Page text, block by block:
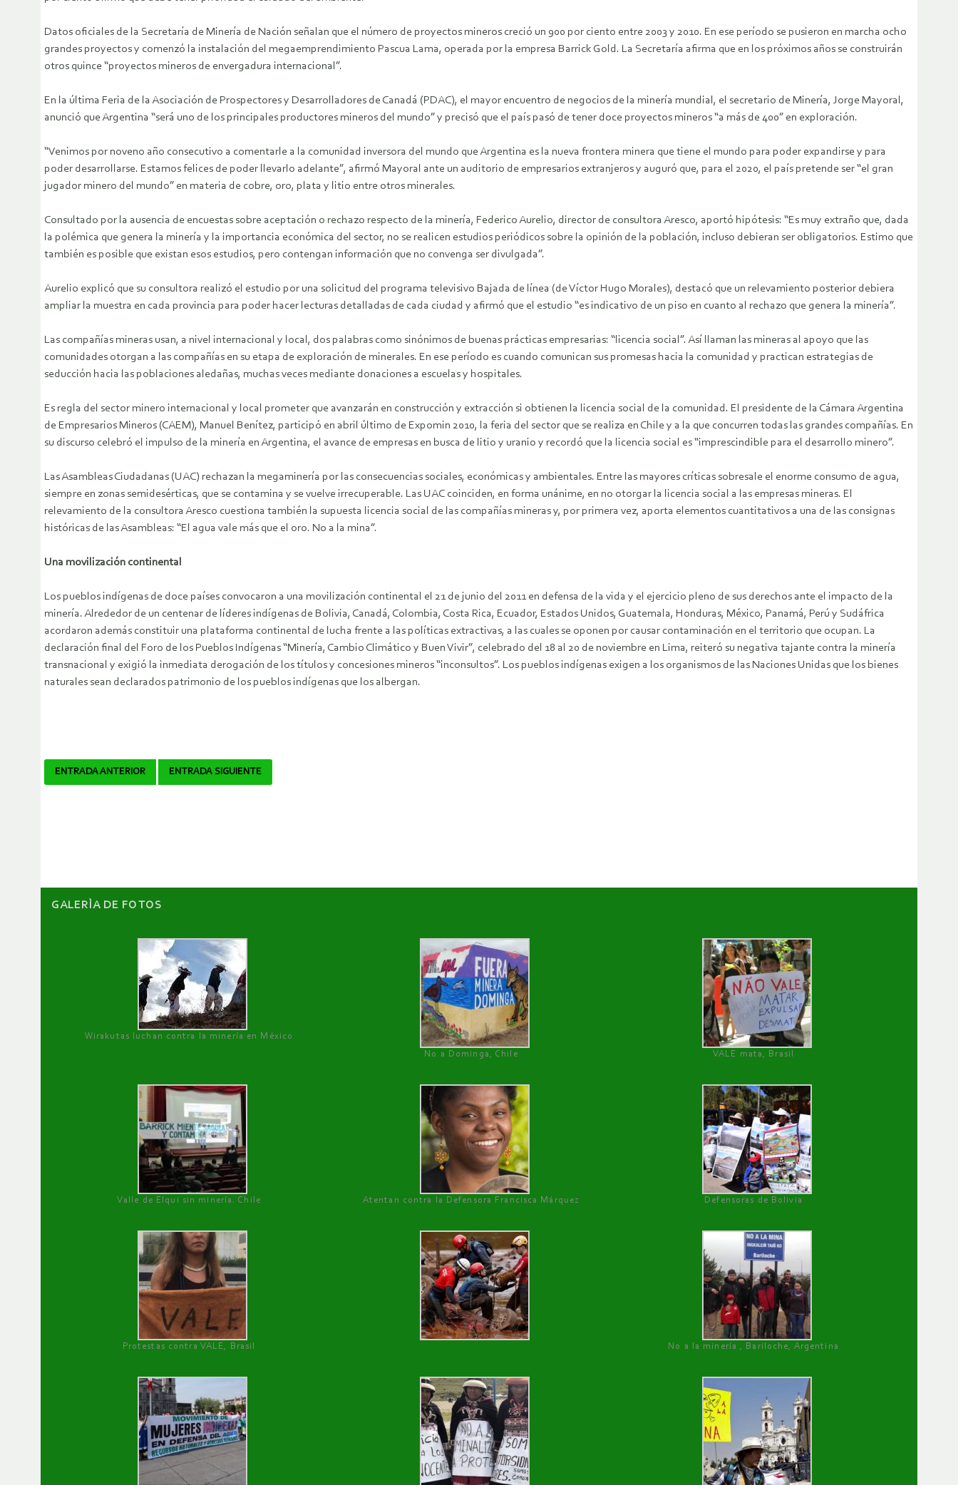
Datos oficiales de la Secretaría de Minería de Nación señalan que el número de proyectos mineros creció un 900 por ciento entre 2003 y 2010. En ese período se pusieron en marcha ocho
grandes proyectos y comenzó la instalación del megaemprendimiento Pascua Lama, operada por la empresa Barrick Gold. La Secretaría afirma que en los próximos años se construirán
otros quince “proyectos mineros de envergadura internacional”.
En la última Feria de la Asociación de Prospectores y Desarrolladores de Canadá (PDAC), el mayor encuentro de negocios de la minería mundial, el secretario de Minería, Jorge Mayoral,
anunció que Argentina “será uno de los principales productores mineros del mundo” y precisó que el país pasó de tener doce proyectos mineros “a más de 400” en exploración.
“Venimos por noveno año consecutivo a comentarle a la comunidad inversora del mundo que Argentina es la nueva frontera minera que tiene el mundo para poder expandirse y para
poder desarrollarse. Estamos felices de poder llevarlo adelante”, afirmó Mayoral ante un auditorio de empresarios extranjeros y auguró que, para el 2020, el país pretende ser “el gran
jugador minero del mundo” en materia de cobre, oro, plata y litio entre otros minerales.
Consultado por la ausencia de encuestas sobre aceptación o rechazo respecto de la minería, Federico Aurelio, director de consultora Aresco, aportó hipótesis: “Es muy extraño que, dada
la polémica que genera la minería y la importancia económica del sector, no se realicen estudios periódicos sobre la opinión de la población, incluso debieran ser obligatorios. Estimo que
también es posible que existan esos estudios, pero contengan información que no convenga ser divulgada”.
Aurelio explicó que su consultora realizó el estudio por una solicitud del programa televisivo Bajada de línea (de Víctor Hugo Morales), destacó que un relevamiento posterior debiera
ampliar la muestra en cada provincia para poder hacer lecturas detalladas de cada ciudad y afirmó que el estudio “es indicativo de un piso en cuanto al rechazo que genera la minería”.
Las compañías mineras usan, a nivel internacional y local, dos palabras como sinónimos de buenas prácticas empresarias: “licencia social”. Así llaman las mineras al apoyo que las
comunidades otorgan a las compañías en su etapa de exploración de minerales. En ese período es cuando comunican sus promesas hacia la comunidad y practican estrategias de
seducción hacia las poblaciones aledañas, muchas veces mediante donaciones a escuelas y hospitales.
Es regla del sector minero internacional y local prometer que avanzarán en construcción y extracción si obtienen la licencia social de la comunidad. El presidente de la Cámara Argentina
de Empresarios Mineros (CAEM), Manuel Benítez, participó en abril último de Expomin 2010, la feria del sector que se realiza en Chile y a la que concurren todas las grandes compañías. En
su discurso celebró el impulso de la minería en Argentina, el avance de empresas en busca de litio y uranio y recordó que la licencia social es “imprescindible para el desarrollo minero”.
Las Asambleas Ciudadanas (UAC) rechazan la megaminería por las consecuencias sociales, económicas y ambientales. Entre las mayores críticas sobresale el enorme consumo de agua,
siempre en zonas semidesérticas, que se contamina y se vuelve irrecuperable. Las UAC coinciden, en forma unánime, en no otorgar la licencia social a las empresas mineras. El
relevamiento de la consultora Aresco cuestiona también la supuesta licencia social de las compañías mineras y, por primera vez, aporta elementos cuantitativos a una de las consignas
históricas de las Asambleas: “El agua vale más que el oro. No a la mina”.
Una movilización continental
Los pueblos indígenas de doce países convocaron a una movilización continental el 21 de junio del 2011 en defensa de la vida y el ejercicio pleno de sus derechos ante el impacto de la
minería. Alrededor de un centenar de líderes indígenas de Bolivia, Canadá, Colombia, Costa Rica, Ecuador, Estados Unidos, Guatemala, Honduras, México, Panamá, Perú y Sudáfrica
acordaron además constituir una plataforma continental de lucha frente a las políticas extractivas, a las cuales se oponen por causar contaminación en el territorio que ocupan. La
declaración final del Foro de los Pueblos Indígenas “Minería, Cambio Climático y Buen Vivir”, celebrado del 18 al 20 de noviembre en Lima, reiteró su negativa tajante contra la minería
transnacional y exigió la inmediata derogación de los títulos y concesiones mineros “inconsultos”. Los pueblos indígenas exigen a los organismos de las Naciones Unidas que los bienes
naturales sean declarados patrimonio de los pueblos indígenas que los albergan.
Navegador
ENTRADA ANTERIOR ENTRADA SIGUIENTE
GALERÌA DE FOTOS
Wirakutas luchan contra la minería en México
No a Dominga, Chile
VALE mata, Brasil
Valle de Elqui sin minería. Chile Atentan contra la Defensora Francisca Márquez Defensoras de Bolivia
Protestas contra VALE, Brasil No a la minería , Bariloche, Argentina